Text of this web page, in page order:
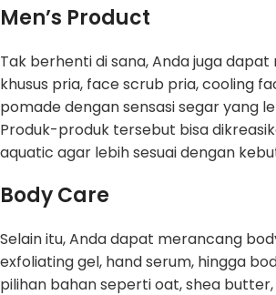
Men’s Product
Tak berhenti di sana, Anda juga
khusus pria, face scrub pria, cooling
pomade dengan sensasi segar yang
Produk-produk tersebut bisa
aquatic agar lebih sesuai dengan
Body Care
Selain itu, Anda dapat merancang
exfoliating gel, hand serum, hingga
pilihan bahan seperti oat, shea butter,